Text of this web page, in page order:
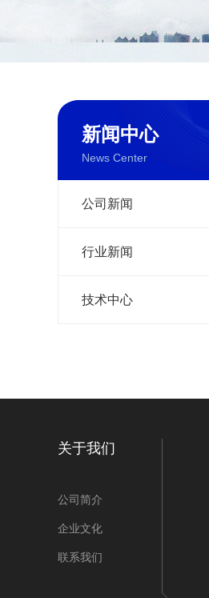
新闻中心
News Center
公司新闻
行业新闻
技术中心
关于我们
公司简介
企业文化
联系我们